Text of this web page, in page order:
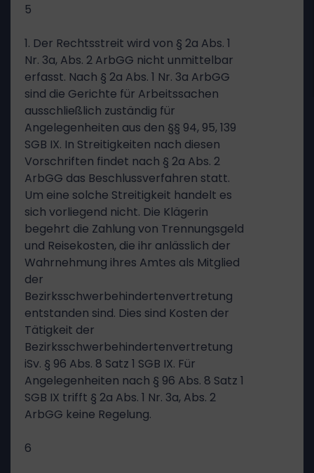
5
1. Der Rechtsstreit wird von § 2a Abs. 1
Nr. 3a, Abs. 2 ArbGG nicht unmittelbar
erfasst. Nach § 2a Abs. 1 Nr. 3a ArbGG
sind die Gerichte für Arbeitssachen
ausschließlich zuständig für
Angelegenheiten aus den §§ 94, 95, 139
SGB IX. In Streitigkeiten nach diesen
Vorschriften findet nach § 2a Abs. 2
ArbGG das Beschlussverfahren statt.
Um eine solche Streitigkeit handelt es
sich vorliegend nicht. Die Klägerin
begehrt die Zahlung von Trennungsgeld
und Reisekosten, die ihr anlässlich der
Wahrnehmung ihres Amtes als Mitglied
der
Bezirksschwerbehindertenvertretung
entstanden sind. Dies sind Kosten der
Tätigkeit der
Bezirksschwerbehindertenvertretung
iSv. § 96 Abs. 8 Satz 1 SGB IX. Für
Angelegenheiten nach § 96 Abs. 8 Satz 1
SGB IX trifft § 2a Abs. 1 Nr. 3a, Abs. 2
ArbGG keine Regelung.
6